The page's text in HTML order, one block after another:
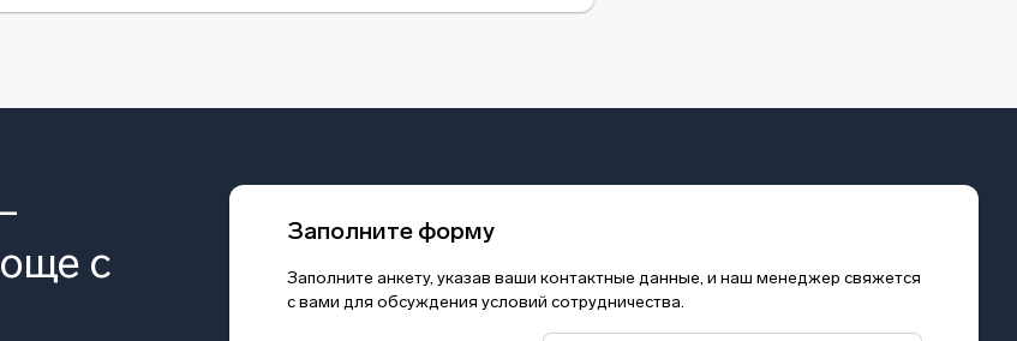
с
Заполните форму
Заполните анкету, указав ваши контактные данные, и наш менеджер свяжется
с вами для обсуждения условий сотрудничества.